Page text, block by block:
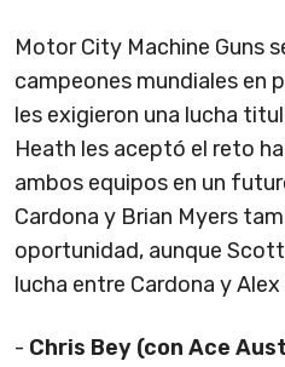
Motor City Machine Guns
campeones mundiales en
les exigieron una lucha
Heath les aceptó el reto
ambos equipos en un
Cardona y Brian Myers
oportunidad, aunque
lucha entre Cardona y Alex
- Chris Bey (con Ace